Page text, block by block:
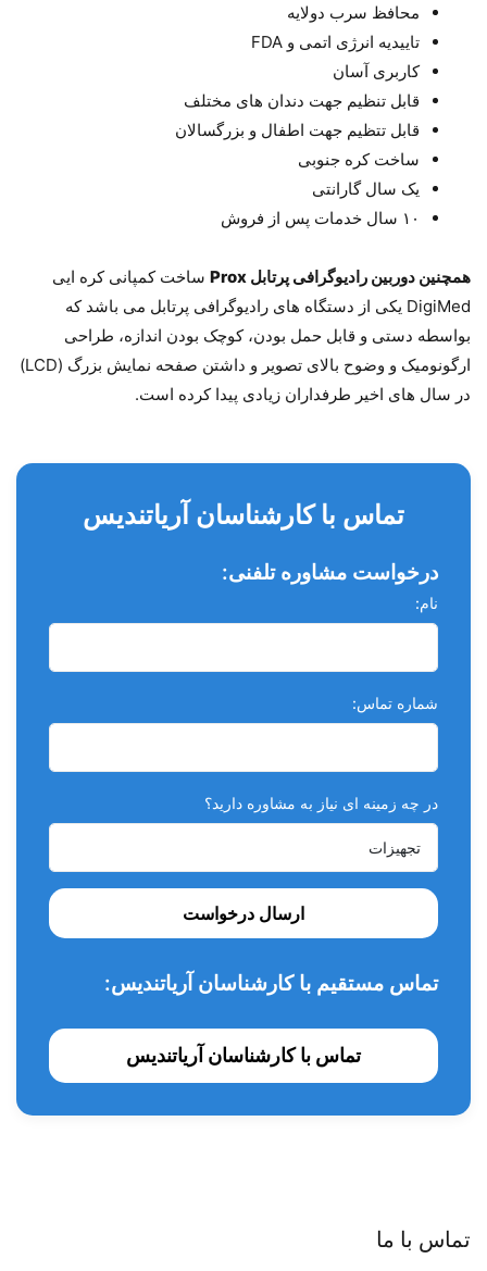
محافظ سرب دولایه
تاییدیه انرژی اتمی و FDA
کاربری آسان
قابل تنظیم جهت دندان های مختلف
قابل تتظیم جهت اطفال و بزرگسالان
ساخت کره جنوبی
یک سال گارانتی
۱۰ سال خدمات پس از فروش
همچنین دوربین رادیوگرافی پرتابل Prox
ساخت کمپانی کره ایی
DigiMed یکی از دستگاه های رادیوگرافی پرتابل می باشد که
بواسطه دستی و قابل حمل بودن، کوچک بودن اندازه، طراحی
ارگونومیک و وضوح بالای تصویر و داشتن صفحه نمایش بزرگ (LCD)
در سال های اخیر طرفداران زیادی پیدا کرده است.
تماس با کارشناسان آریاتندیس
درخواست مشاوره تلفنی:
نام:
شماره تماس:
در چه زمینه ای نیاز به مشاوره دارید؟
ارسال درخواست
تماس مستقیم با کارشناسان آریاتندیس:
تماس با کارشناسان آریاتندیس
تماس با ما